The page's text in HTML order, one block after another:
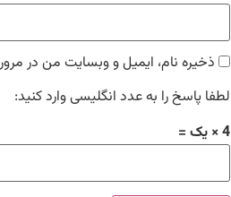
ذخیره نام، ایمیل و وبسایت من در
لطفا پاسخ را به عدد انگلیسی وارد کنید:
4 × یک =